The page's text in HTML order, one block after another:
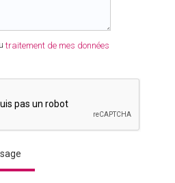
traitement de mes données